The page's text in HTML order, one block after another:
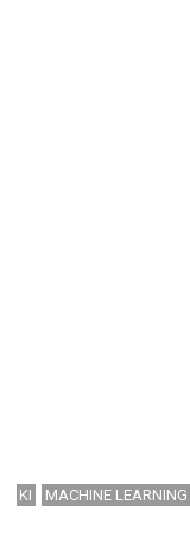
KI MACHINE LEARNING